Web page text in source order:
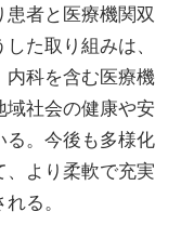
者と医療機関双
た取り組みは、
科を含む医療機
社会の健康や安
る。今後も多様化
より柔軟で充実
る。